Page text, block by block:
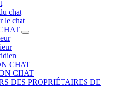
chat
le chat
CHAT
CHAT
DES PROPRIÉTAIRES DE